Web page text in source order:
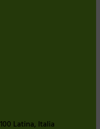
Latina, Italia